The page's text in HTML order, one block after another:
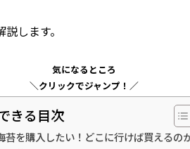
します。
気になるところ
＼クリックでジャンプ！／
きる目次
苔を購入したい！どこに行けば買えるの